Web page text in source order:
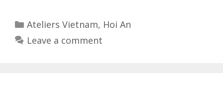
Categories
Ateliers Vietnam, Hoi An
Leave a comment